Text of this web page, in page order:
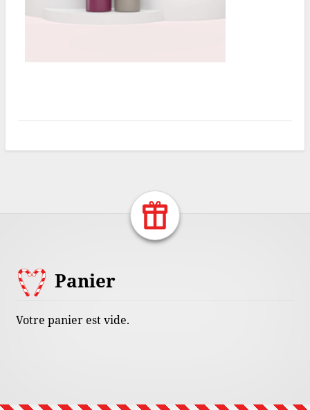
Return Home
Footer
ContentPanier
Votre panier est vide.